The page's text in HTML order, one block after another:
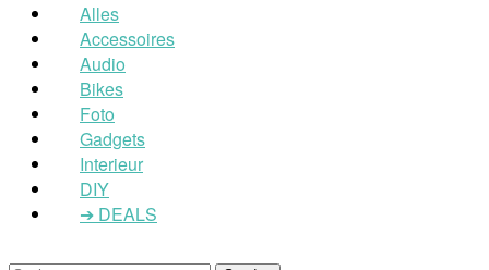
Alles
Accessoires
Audio
Bikes
Foto
Gadgets
Interieur
DIY
➔ DEALS